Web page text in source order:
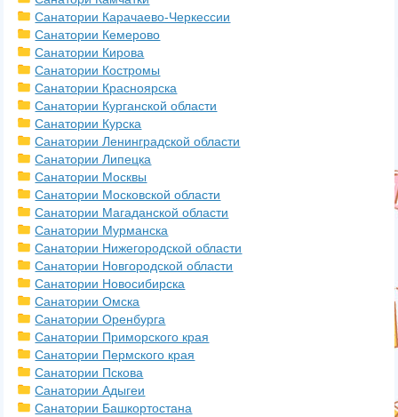
Санатории Карачаево-Черкессии
Санатории Кемерово
Санатории Кирова
Санатории Костромы
Санатории Красноярска
Санатории Курганской области
Санатории Курска
Санатории Ленинградской области
Санатории Липецка
Санатории Москвы
Санатории Московской области
Санатории Магаданской области
Санатории Мурманска
Санатории Нижегородской области
Санатории Новгородской области
Санатории Новосибирска
Санатории Омска
Санатории Оренбурга
Санатории Приморского края
Санатории Пермского края
Санатории Пскова
Санатории Адыгеи
Санатории Башкортостана